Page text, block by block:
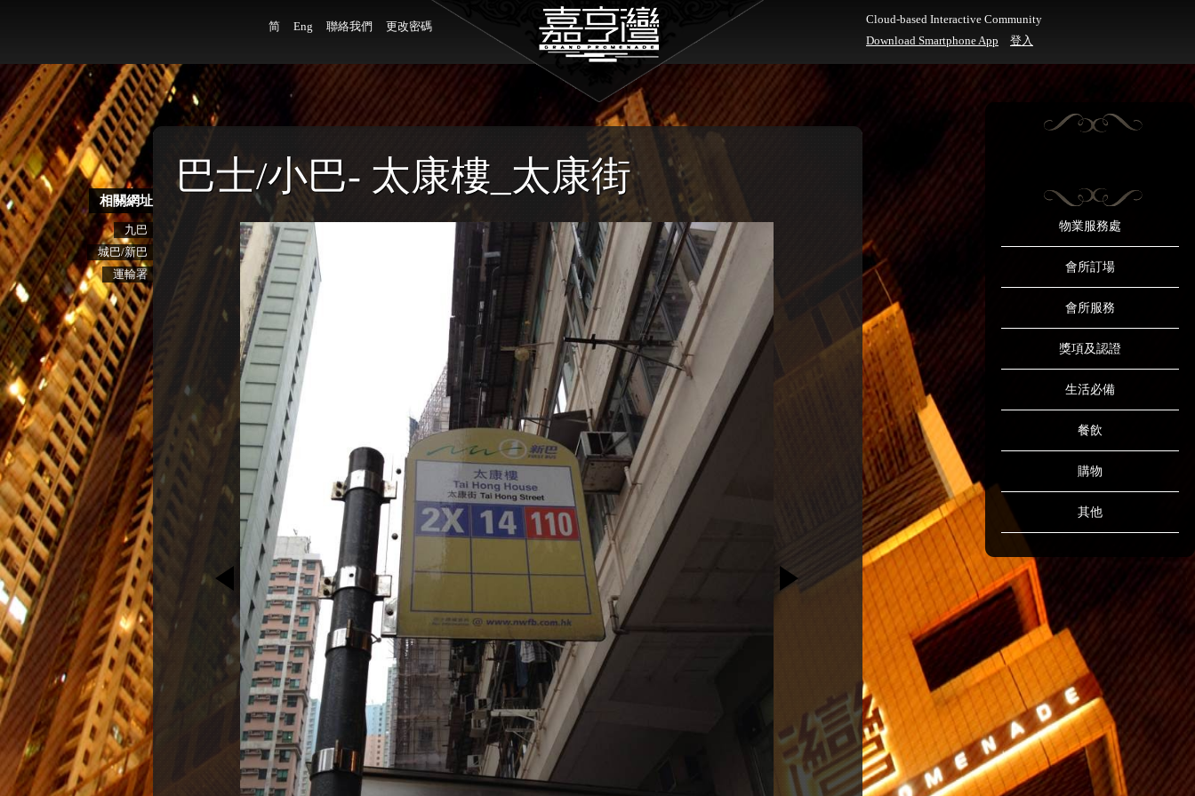
简 Eng 聯絡我們 更改密碼
Cloud-based Interactive Community
Download Smartphone App
登入
物業服務處
會所訂場
會所服務
獎項及認證
生活必備
餐飲
購物
其他
相關網址
九巴
城巴/新巴
運輸署
巴士/小巴- 太康樓_太康街